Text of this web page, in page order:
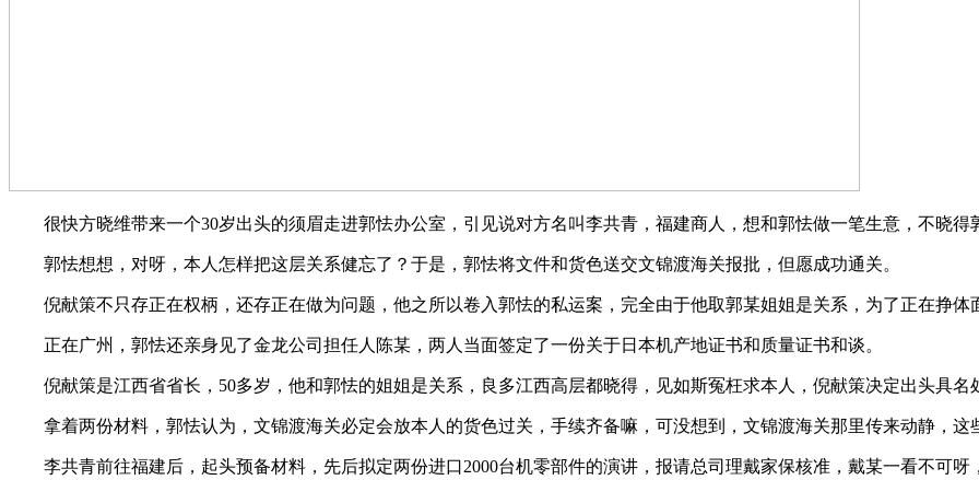
很快方晓维带来一个30岁出头的须眉走进郭怯办公室，引见说对方名叫李共青，福建商人，想和郭怯做一笔生意，不晓得
郭怯想想，对呀，本人怎样把这层关系健忘了？于是，郭怯将文件和货色送交文锦渡海关报批，但愿成功通关。
倪献策不只存正在权柄，还存正在做为问题，他之所以卷入郭怯的私运案，完全由于他取郭某姐姐是关系，为了正在挣体
正在广州，郭怯还亲身见了金龙公司担任人陈某，两人当面签定了一份关于日本机产地证书和质量证书和谈。
倪献策是江西省省长，50多岁，他和郭怯的姐姐是关系，良多江西高层都晓得，见如斯冤枉求本人，倪献策决定出头具名
拿着两份材料，郭怯认为，文锦渡海关必定会放本人的货色过关，手续齐备嘛，可没想到，文锦渡海关那里传来动静，这
李共青前往福建后，起头预备材料，先后拟定两份进口2000台机零部件的演讲，报请总司理戴家保核准，戴某一看不可呀